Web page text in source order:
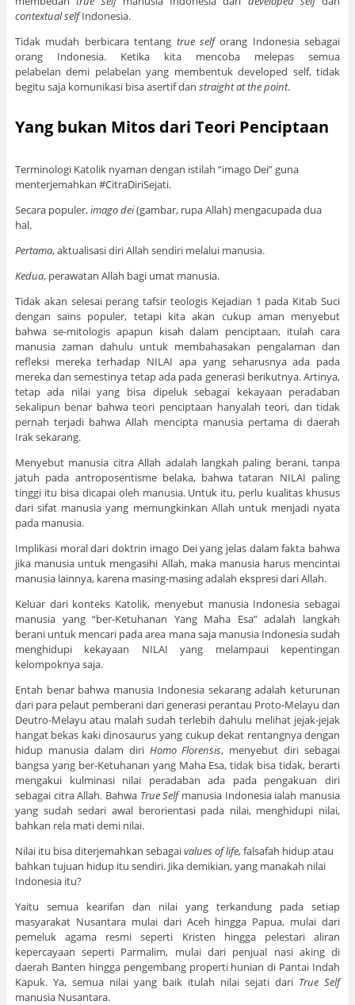
contextual selfIndonesia.
Tidak mudah berbicara tentang true selforang Indonesia sebagai
orang Indonesia. Ketika kita mencoba melepas semua
pelabelan demi pelabelan yang membentuk developed self, tidak
begitu saja komunikasi bisa asertif dan straight at the point.
Yang bukan Mitos dari Teori Penciptaan
Terminologi Katolik nyaman dengan istilah “imago Dei” guna
menterjemahkan #CitraDiriSejati.
Secara populer,imago dei(gambar, rupa Allah) mengacupada dua
hal.
Pertama, aktualisasi diri Allah sendiri melalui manusia.
Kedua, perawatan Allah bagi umat manusia.
Tidak akan selesai perang tafsir teologis Kejadian 1 pada Kitab Suci
dengan sains populer, tetapi kita akan cukup aman menyebut
bahwa se-mitologis apapun kisah dalam penciptaan, itulah cara
manusia zaman dahulu untuk membahasakan pengalaman dan
refleksi mereka terhadap NILAI apa yang seharusnya ada pada
mereka dan semestinya tetap ada pada generasi berikutnya. Artinya,
tetap ada nilai yang bisa dipeluk sebagai kekayaan peradaban
sekalipun benar bahwa teori penciptaan hanyalah teori, dan tidak
pernah terjadi bahwa Allah mencipta manusia pertama di daerah
Irak sekarang.
Menyebut manusia citra Allah adalah langkah paling berani, tanpa
jatuh pada antroposentisme belaka, bahwa tataran NILAI paling
tinggi itu bisa dicapai oleh manusia. Untuk itu, perlu kualitas khusus
dari sifat manusia yang memungkinkan Allah untuk menjadi nyata
pada manusia.
Implikasi moral dari doktrin imago Dei yang jelas dalam fakta bahwa
jika manusia untuk mengasihi Allah, maka manusia harus mencintai
manusia lainnya, karena masing-masing adalah ekspresi dari Allah.
Keluar dari konteks Katolik, menyebut manusia Indonesia sebagai
manusia yang “ber-Ketuhanan Yang Maha Esa” adalah langkah
berani untuk mencari pada area mana saja manusia Indonesia sudah
menghidupi kekayaan NILAI yang melampaui kepentingan
kelompoknya saja.
Entah benar bahwa manusia Indonesia sekarang adalah keturunan
dari para pelaut pemberani dari generasi perantau Proto-Melayu dan
Deutro-Melayu atau malah sudah terlebih dahulu melihat jejak-jejak
hangat bekas kaki dinosaurus yang cukup dekat rentangnya dengan
hidup manusia dalam diri Homo Florensis, menyebut diri sebagai
bangsa yang ber-Ketuhanan yang Maha Esa, tidak bisa tidak, berarti
mengakui kulminasi nilai peradaban ada pada pengakuan diri
sebagai citra Allah. Bahwa True Selfmanusia Indonesia ialah manusia
yang sudah sedari awal berorientasi pada nilai, menghidupi nilai,
bahkan rela mati demi nilai.
Nilai itu bisa diterjemahkan sebagaivalues of life, falsafah hidup atau
bahkan tujuan hidup itu sendiri. Jika demikian, yang manakah nilai
Indonesia itu?
Yaitu semua kearifan dan nilai yang terkandung pada setiap
masyarakat Nusantara mulai dari Aceh hingga Papua, mulai dari
pemeluk agama resmi seperti Kristen hingga pelestari aliran
kepercayaan seperti Parmalim, mulai dari penjual nasi aking di
daerah Banten hingga pengembang properti hunian di Pantai Indah
Kapuk. Ya, semua nilai yang baik itulah nilai sejati dari True Self
manusia Nusantara.